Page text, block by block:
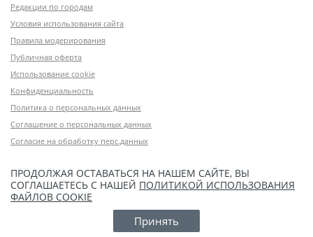
Редакции по городам
Условия использования сайта
Правила модерирования
Публичная оферта
Использование cookie
Конфиденциальность
Политика о персональных данных
Соглашение о персональных данных
Согласие на обработку перс.данных
ПРОДОЛЖАЯ ОСТАВАТЬСЯ НА НАШЕМ САЙТЕ, ВЫ
СОГЛАШАЕТЕСЬ С НАШЕЙ ПОЛИТИКОЙ ИСПОЛЬЗОВАНИЯ
ФАЙЛОВ COOKIE
Принять